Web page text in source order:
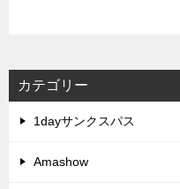
カテゴリー
1dayサンクスパス
Amashow